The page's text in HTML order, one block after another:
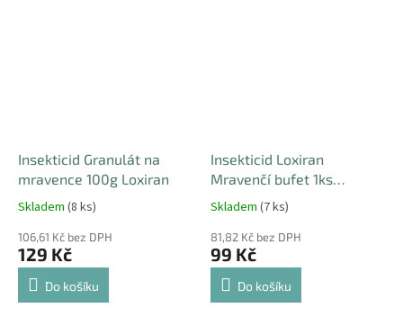
Insekticid Granulát na
mravence 100g Loxiran
Skladem (8 ks)
106,61 Kč bez DPH
129 Kč
Do košíku
Insekticid Loxiran
Mravenčí bufet 1ks
roztoku
Skladem (7 ks)
81,82 Kč bez DPH
99 Kč
Do košíku